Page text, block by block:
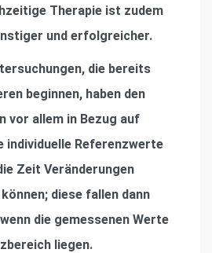
Therapie ist zudem
und erfolgreicher.
die bereits
beginnen, haben den
vor allem in Bezug auf
individuelle Referenzwerte
Zeit Veränderungen
diese fallen dann
die gemessenen Werte
liegen.